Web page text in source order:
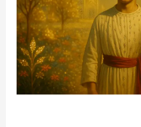
Juan
Bosco